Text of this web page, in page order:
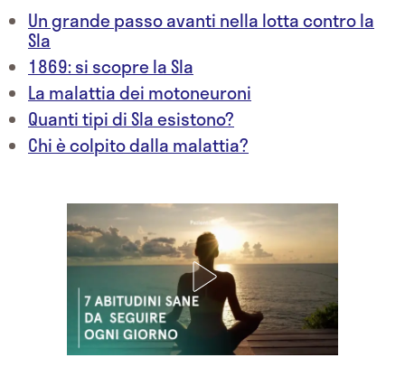
Un grande passo avanti nella lotta contro la
Sla
1869: si scopre la Sla
La malattia dei motoneuroni
Quanti tipi di Sla esistono?
Chi è colpito dalla malattia?